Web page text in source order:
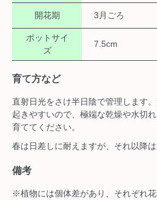
開花期 3月ごろ
ポットサイ
ズ
7.5cm
育て方など
直射日光をさけ半日陰で管理します
起きやすいので、極端な乾燥や水切
育ててください。
春は日差しに耐えますが、それ以降は
備考
※植物には個体差があり、それぞれ